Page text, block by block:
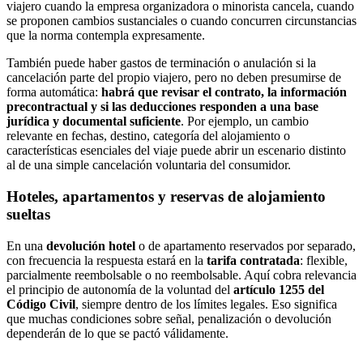
viajero cuando la empresa organizadora o minorista cancela, cuando
se proponen cambios sustanciales o cuando concurren circunstancias
que la norma contempla expresamente.
También puede haber gastos de terminación o anulación si la
cancelación parte del propio viajero, pero no deben presumirse de
forma automática: habrá que revisar el contrato, la información
precontractual y si las deducciones responden a una base
jurídica y documental suficiente. Por ejemplo, un cambio
relevante en fechas, destino, categoría del alojamiento o
características esenciales del viaje puede abrir un escenario distinto
al de una simple cancelación voluntaria del consumidor.
Hoteles, apartamentos y reservas de alojamiento
sueltas
En una devolución hotel o de apartamento reservados por separado,
con frecuencia la respuesta estará en la tarifa contratada: flexible,
parcialmente reembolsable o no reembolsable. Aquí cobra relevancia
el principio de autonomía de la voluntad del artículo 1255 del
Código Civil, siempre dentro de los límites legales. Eso significa
que muchas condiciones sobre señal, penalización o devolución
dependerán de lo que se pactó válidamente.